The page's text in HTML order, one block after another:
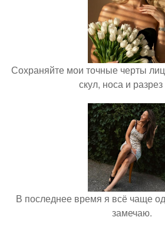
Сохраняйте мои точные черты
скул, носа и разрез
В последнее время я всё чаще
замечаю.